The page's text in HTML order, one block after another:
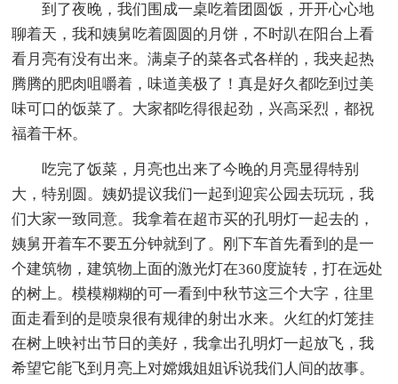
到了夜晚，我们围成一桌吃着团圆饭，开开心心地
聊着天，我和姨舅吃着圆圆的月饼，不时趴在阳台上看
看月亮有没有出来。满桌子的菜各式各样的，我夹起热
腾腾的肥肉咀嚼着，味道美极了！真是好久都吃到过美
味可口的饭菜了。大家都吃得很起劲，兴高采烈，都祝
福着干杯。
吃完了饭菜，月亮也出来了今晚的月亮显得特别
大，特别圆。姨奶提议我们一起到迎宾公园去玩玩，我
们大家一致同意。我拿着在超市买的孔明灯一起去的，
姨舅开着车不要五分钟就到了。刚下车首先看到的是一
个建筑物，建筑物上面的激光灯在360度旋转，打在远处
的树上。模模糊糊的可一看到中秋节这三个大字，往里
面走看到的是喷泉很有规律的射出水来。火红的灯笼挂
在树上映衬出节日的美好，我拿出孔明灯一起放飞，我
希望它能飞到月亮上对嫦娥姐姐诉说我们人间的故事。